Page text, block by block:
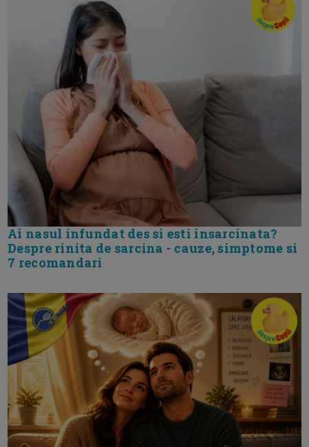
Ai nasul infundat des si esti insarcinata?
Despre rinita de sarcina - cauze, simptome si
7 recomandari